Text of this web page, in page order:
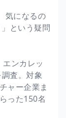
気になるの
という疑問
ンカレッ
査。対象
ャー企業ま
った150名